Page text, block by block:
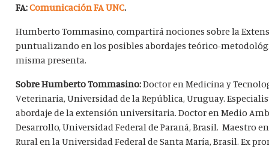
FA:Comunicación FA UNC.
Humberto Tommasino, compartirá nociones sobre la
puntualizando en los posibles abordajes teórico-
misma presenta.
Sobre Humberto Tommasino:Doctor en Medicina y
Veterinaria, Universidad de la República, Uruguay.
abordaje de la extensión universitaria. Doctor en Medio
Desarrollo, Universidad Federal de Paraná, Brasil. Maestro
Rural en la Universidad Federal de Santa María, Brasil. Ex